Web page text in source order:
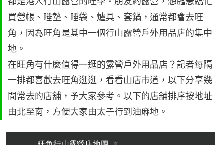
買營帳、睡墊、睡袋、爐具、套鍋，通常都會去旺
角，因為旺角是其中一個行山露營戶外用品店的集中
地。
在旺角有什麼值得一逛的露營戶外用品店？記者每隔
一排都喜歡去旺角逛逛，看看山店市道，以下分享幾
間常去的店舖，予大家參考。以下的店舖排序按地址
由北至南，方便大家由太子行到油麻地。